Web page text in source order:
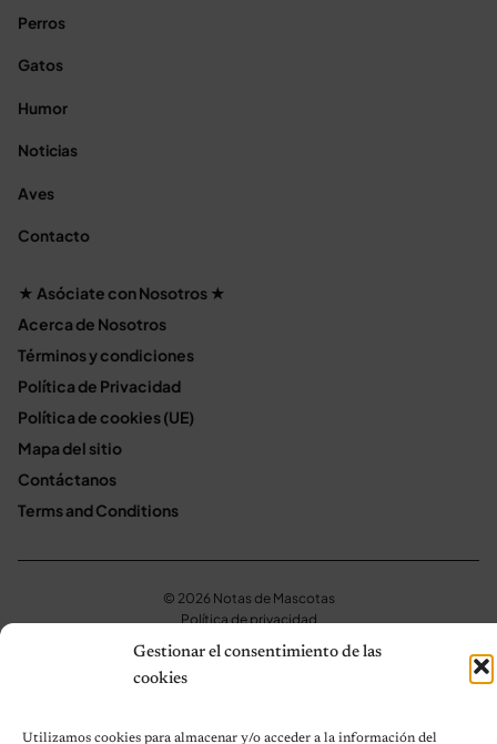
Gestionar el consentimiento de las
cookies
Utilizamos cookies para almacenar y/o acceder a la información del
Perros
Gatos
Humor
Noticias
Aves
Contacto
★ Asóciate con Nosotros ★
Acerca de Nosotros
Términos y condiciones
Política de Privacidad
Política de cookies (UE)
Mapa del sitio
Contáctanos
Terms and Conditions
© 2026 Notas de Mascotas
Política de privacidad